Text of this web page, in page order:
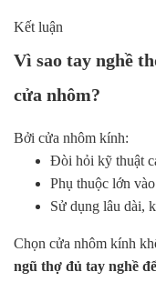
Kết luận
Vì sao tay nghề
cửa nhôm?
Bởi cửa nhôm kính:
Đòi hỏi kỹ thuật
Phụ thuộc lớn
Sử dụng lâu dài,
Chọn cửa nhôm kính
ngũ thợ đủ tay nghề